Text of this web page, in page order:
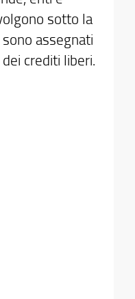
sotto la
assegnati
crediti liberi.